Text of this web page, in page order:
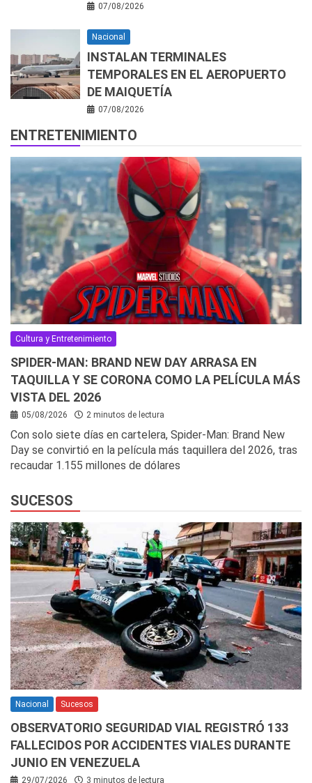
07/08/2026
Nacional
INSTALAN TERMINALES
TEMPORALES EN EL AEROPUERTO
DE MAIQUETÍA
07/08/2026
ENTRETENIMIENTO
Cultura y Entretenimiento
SPIDER-MAN: BRAND NEW DAY ARRASA EN
TAQUILLA Y SE CORONA COMO LA PELÍCULA MÁS
VISTA DEL 2026
05/08/2026 2 minutos de lectura
Con solo siete días en cartelera, Spider-Man: Brand New
Day se convirtió en la película más taquillera del 2026, tras
recaudar 1.155 millones de dólares
SUCESOS
Nacional Sucesos
OBSERVATORIO SEGURIDAD VIAL REGISTRÓ 133
FALLECIDOS POR ACCIDENTES VIALES DURANTE
JUNIO EN VENEZUELA
29/07/2026 3 minutos de lectura